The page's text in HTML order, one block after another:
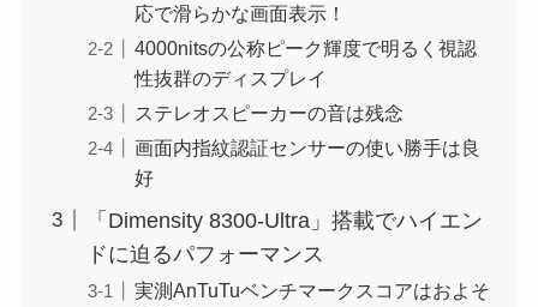
応で滑らかな画面表示！
4000nitsの公称ピーク輝度で明るく視認
性抜群のディスプレイ
ステレオスピーカーの音は残念
画面内指紋認証センサーの使い勝手は良
好
「Dimensity 8300-Ultra」搭載でハイエン
ドに迫るパフォーマンス
実測AnTuTuベンチマークスコアはおよそ